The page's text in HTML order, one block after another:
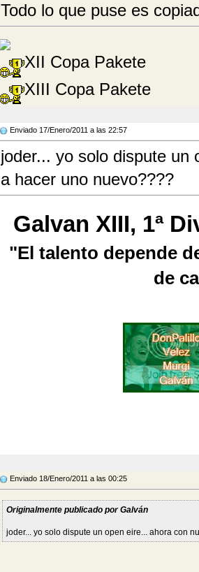
Todo lo que puse es
XII Copa Pakete
XIII Copa Pakete
Enviado 17/Enero/2011 a las 22:57
joder... yo solo dispute un
a hacer uno nuevo????
Galvan XIII, 1ª
"El talento depende
de
Gamper(2), Homenaje
Enviado 18/Enero/2011 a las 00:25
Originalmente publicado por Galván
joder... yo solo dispute un open eire... ahora con